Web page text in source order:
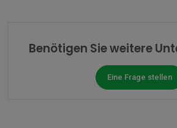
Benötigen Sie weitere
Eine Frage stellen